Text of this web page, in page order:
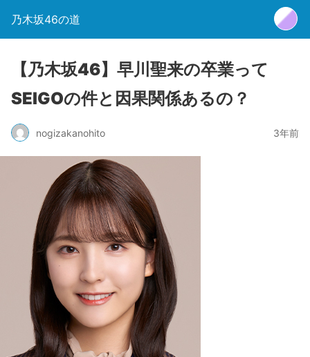
乃木坂46の道
【乃木坂46】早川聖来の卒業って
SEIGOの件と因果関係あるの？
nogizakanohito 3年前